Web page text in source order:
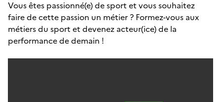
Vous êtes passionné(e) de sport et vous souhaitez
faire de cette passion un métier ? Formez-vous aux
métiers du sport et devenez acteur(ice) de la
performance de demain !